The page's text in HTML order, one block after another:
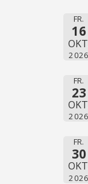
FR.
16
2026
FR.
23
2026
FR.
30
2026